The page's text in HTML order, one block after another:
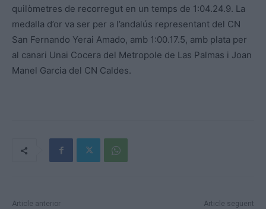
quilòmetres de recorregut en un temps de 1:04.24.9. La
medalla d’or va ser per a l’andalús representant del CN
San Fernando Yerai Amado, amb 1:00.17.5, amb plata per
al canari Unai Cocera del Metropole de Las Palmas i Joan
Manel Garcia del CN Caldes.
Article anterior Article següent